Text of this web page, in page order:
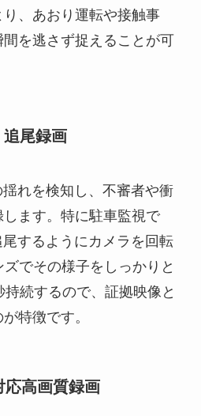
、あおり運転や接触事
を逃さず捉えることが可
尾録画
れを検知し、不審者や衝
ます。特に駐車監視で
するようにカメラを回転
でその様子をしっかりと
続するので、証拠映像と
特徴です。
応高画質録画